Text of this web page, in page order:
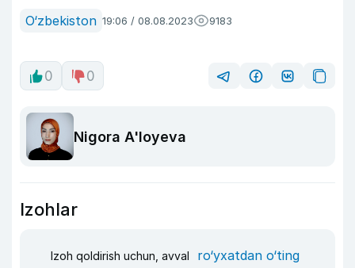
O‘zbekiston 19:06 / 08.08.2023 9183
0 0
Nigora A'loyeva
Izohlar
Izoh qoldirish uchun, avval ro‘yxatdan o‘ting